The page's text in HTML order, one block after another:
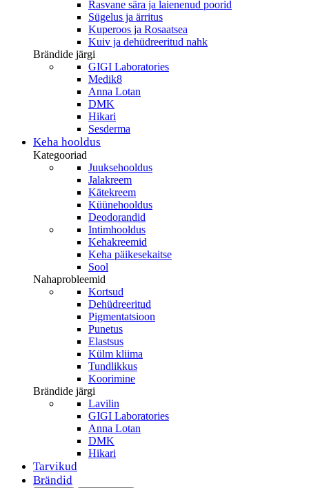
Rasvane sära ja laienenud poorid
Sügelus ja ärritus
Kuperoos ja Rosaatsea
Kuiv ja dehüdreeritud nahk
Brändide järgi
GIGI Laboratories
Medik8
Anna Lotan
DMK
Hikari
Sesderma
Keha hooldus
Kategooriad
Juuksehooldus
Jalakreem
Kätekreem
Küünehooldus
Deodorandid
Intimhooldus
Kehakreemid
Keha päikesekaitse
Sool
Nahaprobleemid
Kortsud
Dehüdreeritud
Pigmentatsioon
Punetus
Elastsus
Külm kliima
Tundlikkus
Koorimine
Brändide järgi
Lavilin
GIGI Laboratories
Anna Lotan
DMK
Hikari
Tarvikud
Brändid